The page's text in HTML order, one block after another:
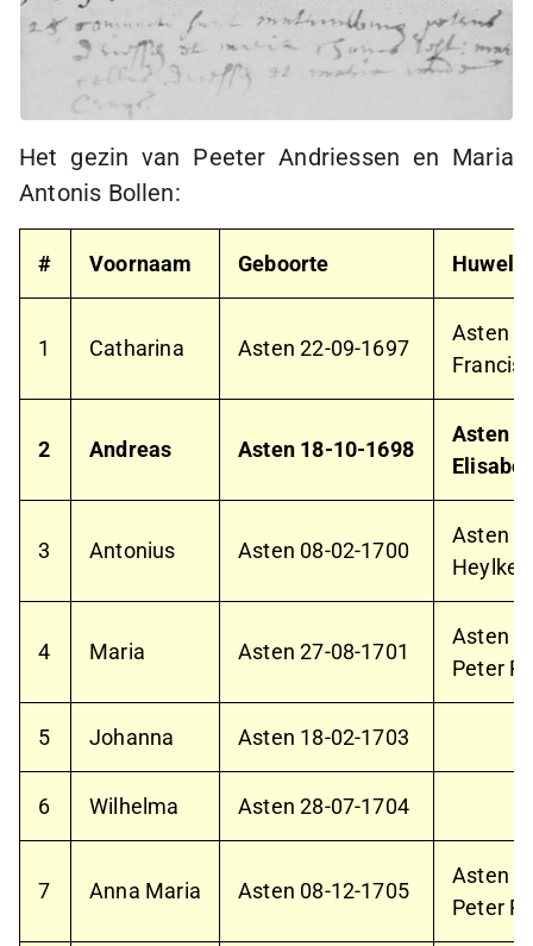
Het gezin van Peeter Andriessen en Maria
Antonis Bollen:
# Voornaam Geboorte
1 Catharina Asten22-09-1697
Asten
Francis
2 Andreas Asten 18-10-1698
Asten
3 Antonius Asten 08-02-1700
Asten
Heylke
4 Maria Asten27-08-1701
Asten
Peter
5 Johanna Asten 18-02-1703
6 Wilhelma Asten28-07-1704
7 Anna Maria Asten 08-12-1705
Asten
Peter